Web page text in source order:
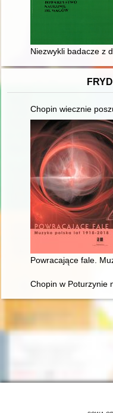
Niezwykli badacze z
Chopin wiecznie
Powracające fale.
Chopin w Poturzynie